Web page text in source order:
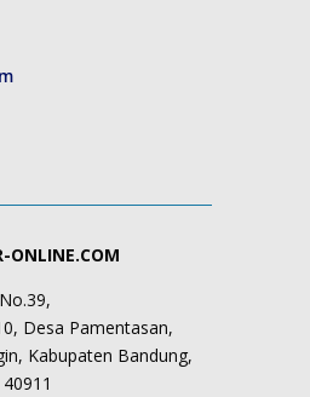
ONLINE.COM
Desa Pamentasan,
Kabupaten Bandung,